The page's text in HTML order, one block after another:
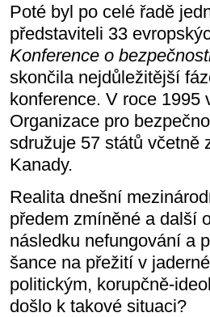
Poté byl po celé řadě
představiteli 33
Konference o
skončila nejdůležitější
konference. V roce 1995
Organizace pro
sdružuje 57 států včetně
Kanady.
Realita dnešní
předem zmíněné a další
následku nefungování a
šance na přežití v
politickým, korupčně-
došlo k takové situaci?